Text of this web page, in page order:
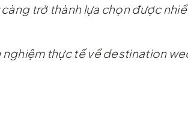
trở thành lựa chọn được
thực tế về destination